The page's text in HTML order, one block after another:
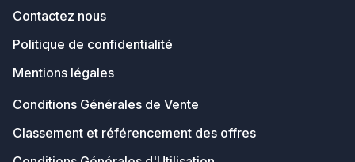
Contactez nous
Politique de confidentialité
Mentions légales
Conditions Générales de Vente
Classement et référencement des offres